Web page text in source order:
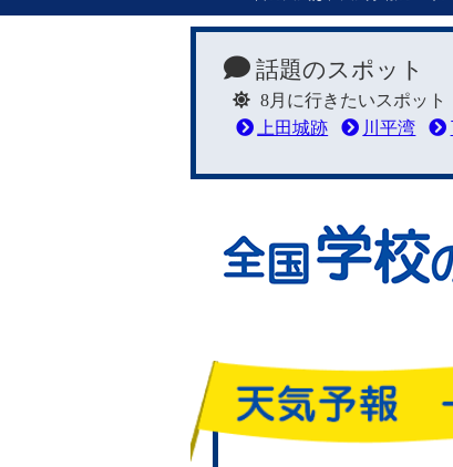
話題のスポット
8月に行きたいスポット
上田城跡
川平湾
頑張れ！学校のお天気